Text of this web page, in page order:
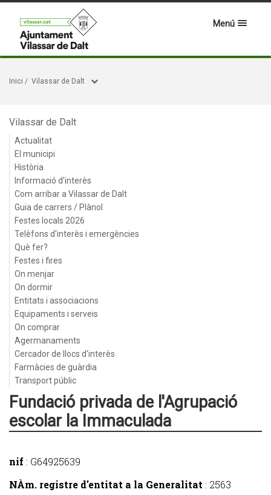
Menú
Inici / Vilassar de Dalt
Vilassar de Dalt
Actualitat
El municipi
Història
Informació d'interès
Com arribar a Vilassar de Dalt
Guia de carrers / Plànol
Festes locals 2026
Telèfons d'interès i emergències
Què fer?
Festes i fires
On menjar
On dormir
Entitats i associacions
Equipaments i serveis
On comprar
Agermanaments
Cercador de llocs d'interès
Farmàcies de guàrdia
Transport públic
Fundació privada de l'Agrupació
escolar la Immaculada
nif : G64925639
NÀm. registre d'entitat a la Generalitat : 2563